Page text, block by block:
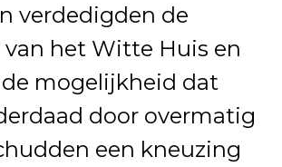
verdedigden de
het Witte Huis en
mogelijkheid dat
door overmatig
een kneuzing